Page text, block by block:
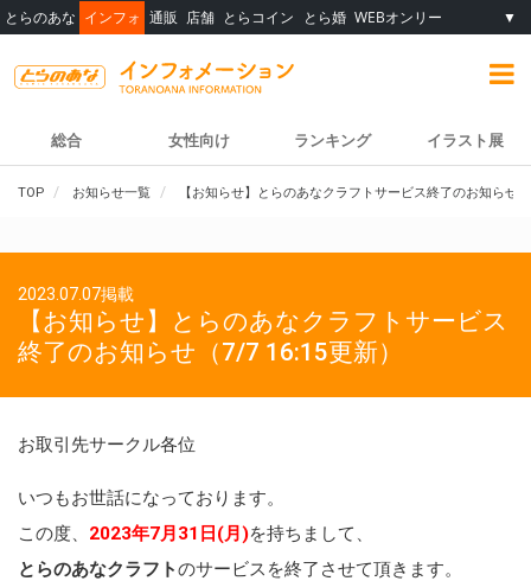
とらのあな インフォ 通販 店舗 とらコイン とら婚 WEBオンリー ▼
総合 女性向け ランキング イラスト展
TOP お知らせ一覧 【お知らせ】とらのあなクラフトサービス終了のお知らせ
2023.07.07掲載
【お知らせ】とらのあなクラフトサービス
終了のお知らせ（7/7 16:15更新）
お取引先サークル各位
いつもお世話になっております。
この度、 2023年7月31日(月)を持ちまして、
とらのあなクラフトのサービスを終了させて頂きます。